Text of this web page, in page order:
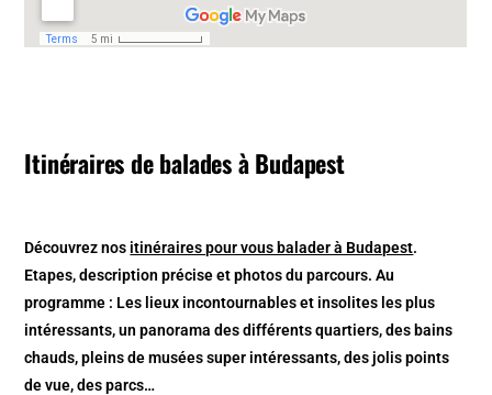
Itinéraires de balades à Budapest
Découvrez nos itinéraires pour vous balader à Budapest.
Etapes, description précise et photos du parcours. Au
programme : Les lieux incontournables et insolites les plus
intéressants, un panorama des différents quartiers, des bains
chauds, pleins de musées super intéressants, des jolis points
de vue, des parcs…